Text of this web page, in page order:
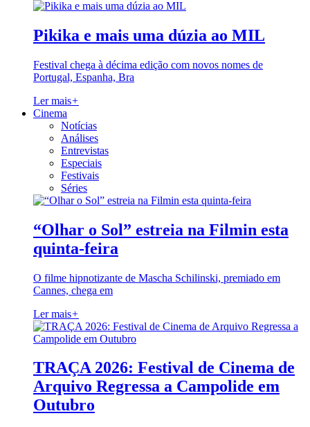
Pikika e mais uma dúzia ao MIL
Festival chega à décima edição com novos nomes de
Portugal, Espanha, Bra
Ler mais+
Cinema
Notícias
Análises
Entrevistas
Especiais
Festivais
Séries
“Olhar o Sol” estreia na Filmin esta
quinta-feira
O filme hipnotizante de Mascha Schilinski, premiado em
Cannes, chega em
Ler mais+
TRAÇA 2026: Festival de Cinema de
Arquivo Regressa a Campolide em
Outubro